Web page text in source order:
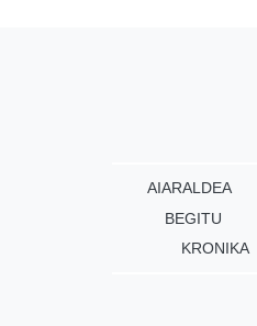
AIARALDEA
BEGITU
KRONIKA